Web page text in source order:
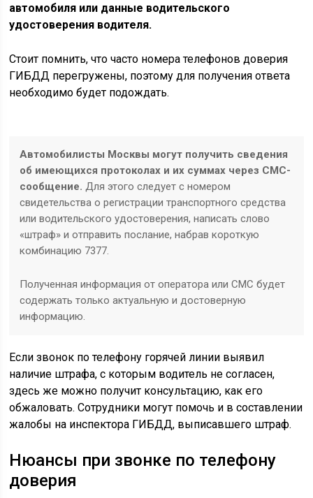
автомобиля или данные водительского
удостоверения водителя.
Стоит помнить, что часто номера телефонов доверия
ГИБДД перегружены, поэтому для получения ответа
необходимо будет подождать.
Автомобилисты Москвы могут получить сведения
об имеющихся протоколах и их суммах через СМС-
сообщение. Для этого следует с номером
свидетельства о регистрации транспортного средства
или водительского удостоверения, написать слово
«штраф» и отправить послание, набрав короткую
комбинацию 7377.
Полученная информация от оператора или СМС будет
содержать только актуальную и достоверную
информацию.
Если звонок по телефону горячей линии выявил
наличие штрафа, с которым водитель не согласен,
здесь же можно получит консультацию, как его
обжаловать. Сотрудники могут помочь и в составлении
жалобы на инспектора ГИБДД, выписавшего штраф.
Нюансы при звонке по телефону
доверия